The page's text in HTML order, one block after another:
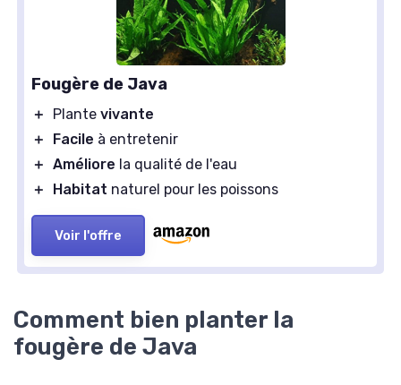
Fougère de Java
＋ Plante vivante
＋
Facile à entretenir
＋ Améliore la qualité de l'eau
＋
Habitat naturel pour les poissons
Voir l'offre
Comment bien planter la
fougère de Java